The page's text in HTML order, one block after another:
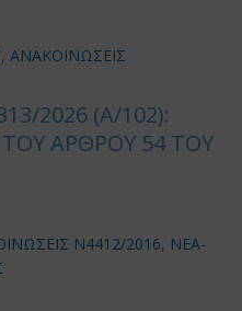
, ΑΝΑΚΟΙΝΩΣΕΙΣ
2026 (Α/102):
ΑΡΘΡΟΥ 54 ΤΟΥ
Ν4412/2016, ΝΕΑ-